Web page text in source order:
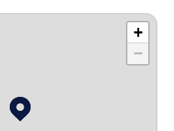
+
−